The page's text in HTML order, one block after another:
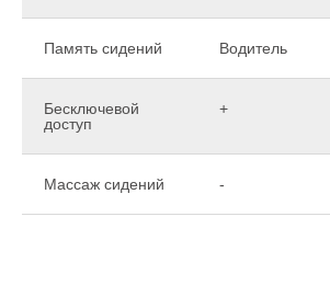
Память сидений Водитель
Бесключевой
доступ
+
Массаж сидений -